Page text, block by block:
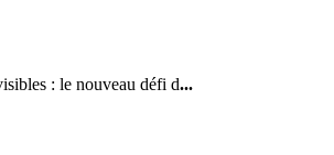
: le nouveau défi d...